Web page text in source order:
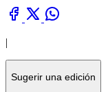
|
Sugerir una edición